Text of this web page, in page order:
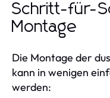
Schritt-für-
Montage
Die Montage der
kann in wenigen
werden: